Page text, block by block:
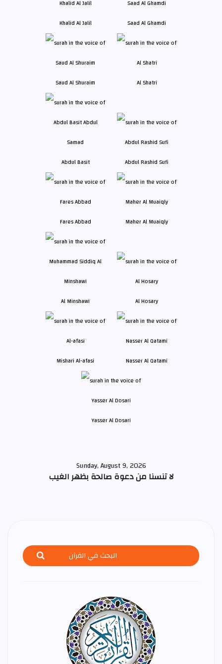
Khalid Al Jalil Saad Al Ghamdi
Saud Al Shuraim Al Shatri
Abdul Basit Abdul Rashid Sufi
Fares Abbad Maher Al Muaiqly
Al Minshawi Al Hosary
Mishari Al-afasi Nasser Al Qatami
Yasser Al Dosari
Sunday, August 9, 2026
لا تنسنا من دعوة صالحة بظهر الغيب